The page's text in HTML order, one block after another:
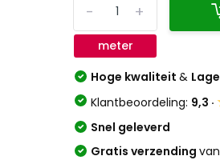
+
-
meter
Hoge kwaliteit&
Klantbeoordeling: 9,3 ·
Snel geleverd
Gratis verzending